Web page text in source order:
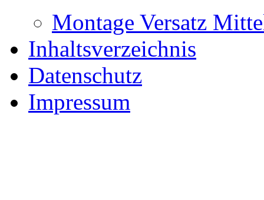
Montage Versatz
Inhaltsverzeichnis
Datenschutz
Impressum